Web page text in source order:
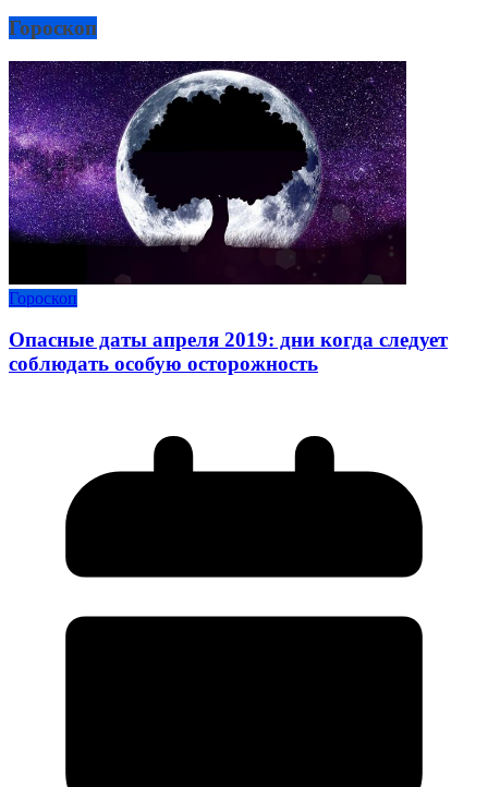
Гороскоп
Гороскоп
Опасные даты апреля 2019: дни когда следует
соблюдать особую осторожность